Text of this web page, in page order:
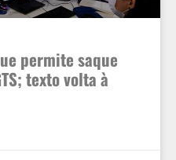
permite saque
texto volta à